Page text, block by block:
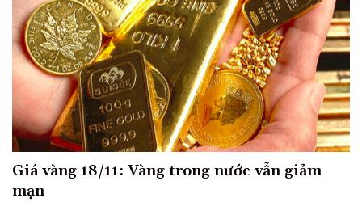
Giá vàng 18/11: Vàng trong nước vẫn giảm
mạn